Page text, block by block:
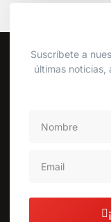
Suscríbete a
últimas noticias,